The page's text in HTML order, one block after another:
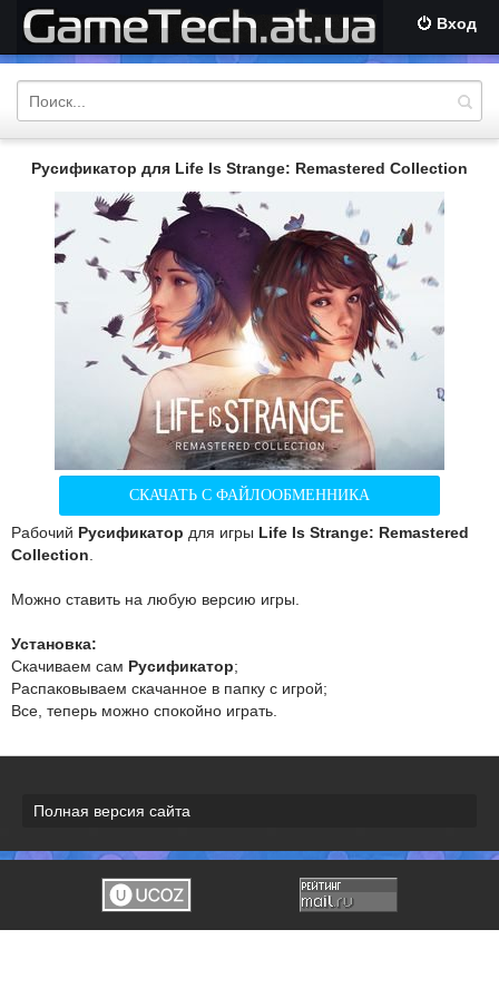
Вход
Русификатор для Life Is Strange: Remastered Collection
СКАЧАТЬ С ФАЙЛООБМЕННИКА
Рабочий Русификатор для игры Life Is Strange: Remastered
Collection
Можно ставить на любую версию игры.
Установка:
Скачиваем сам Русификатор;
Распаковываем скачанное в папку с игрой;
Все, теперь можно спокойно играть.
Полная версия сайта